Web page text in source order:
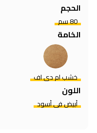
الحجم
80 سم
الخامة
خشب ام دي اف
اللون
أبيض في أسود